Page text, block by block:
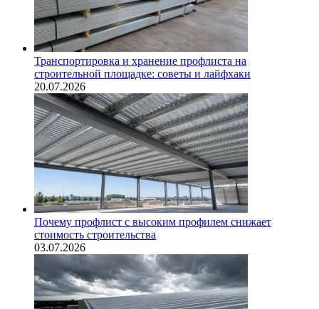
Транспортировка и хранение профлиста на
строительной площадке: советы и лайфхаки
20.07.2026
Почему профлист с высоким профилем снижает
стоимость строительства
03.07.2026